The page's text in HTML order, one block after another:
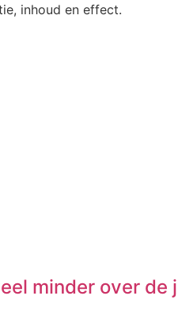
inhoud en effect.
minder over de